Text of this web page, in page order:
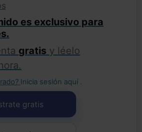
es exclusivo para
gratis y léelo
Inicia sesión aquí .
gratis